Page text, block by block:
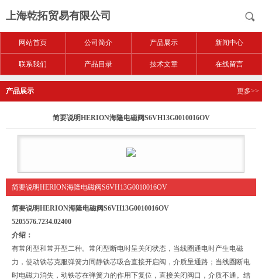
上海乾拓贸易有限公司
网站首页 公司简介 产品展示 新闻中心
联系我们 产品目录 技术文章 在线留言
产品展示 更多>>
简要说明HERION海隆电磁阀S6VH13G0010016OV
简要说明HERION海隆电磁阀S6VH13G0010016OV
简要说明HERION海隆电磁阀S6VH13G0010016OV
5205576.7234.02400
介绍：
有常闭型和常开型二种。常闭型断电时呈关闭状态，当线圈通电时产生电磁
力，使动铁芯克服弹簧力同静铁芯吸合直接开启阀，介质呈通路；当线圈断电
时电磁力消失，动铁芯在弹簧力的作用下复位，直接关闭阀口，介质不通。结